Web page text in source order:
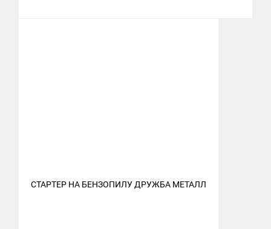
СТАРТЕР НА БЕНЗОПИЛУ ДРУЖБА МЕТАЛЛ